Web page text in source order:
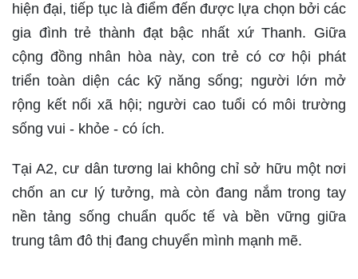
hiện đại, tiếp tục là điểm đến được lựa chọn bởi các
gia đình trẻ thành đạt bậc nhất xứ Thanh. Giữa
cộng đồng nhân hòa này, con trẻ có cơ hội phát
triển toàn diện các kỹ năng sống; người lớn mở
rộng kết nối xã hội; người cao tuổi có môi trường
sống vui - khỏe - có ích.
Tại A2, cư dân tương lai không chỉ sở hữu một nơi
chốn an cư lý tưởng, mà còn đang nắm trong tay
nền tảng sống chuẩn quốc tế và bền vững giữa
trung tâm đô thị đang chuyển mình mạnh mẽ.